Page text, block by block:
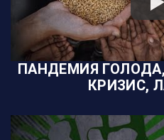
ПАНДЕМИЯ
КРИЗИС,